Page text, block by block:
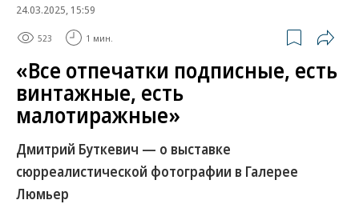
24.03.2025, 15:59
523 1 мин.
«Все отпечатки подписные, есть
винтажные, есть
малотиражные»
Дмитрий Буткевич — о выставке
сюрреалистической фотографии в Галерее
Люмьер